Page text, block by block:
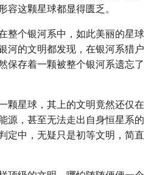
容这颗星球都显得匮乏。
整个银河系中，如此美丽的星球
河的文明都发现，在银河系猎户
保存着一颗被整个银河系遗忘了
颗星球，其上的文明竟然还仅在
源，甚至无法走出自身恒星系的
定中，无疑只是初等文明，简直